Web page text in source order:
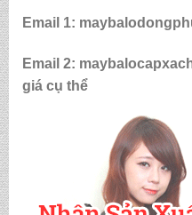
Email 1:
Email 2:
giá cụ thể